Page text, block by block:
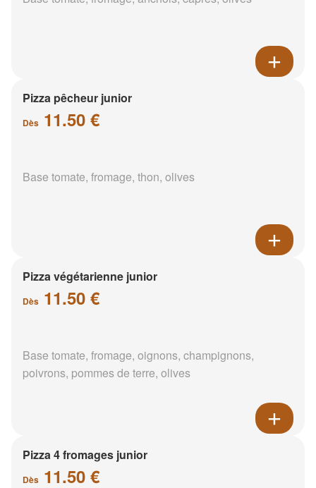
Pizza pêcheur junior
Dès 11.50 €
Base tomate, fromage, thon, olives
Pizza végétarienne junior
Dès 11.50 €
Base tomate, fromage, oignons, champignons,
poivrons, pommes de terre, olives
Pizza 4 fromages junior
Dès 11.50 €